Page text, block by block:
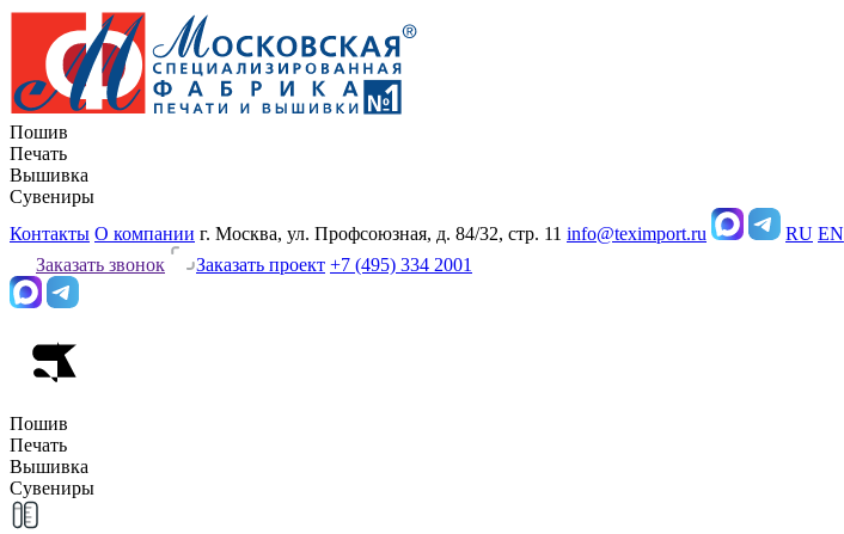
Пошив
Печать
Вышивка
Сувениры
Контакты О компании г. Москва, ул. Профсоюзная, д. 84/32, стр. 11 info@teximport.ru RU EN
Заказать звонок
Заказать проект +7 (495) 334 2001
Пошив
Печать
Вышивка
Сувениры